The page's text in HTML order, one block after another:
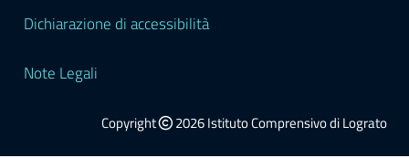
Dichiarazione di accessibilità
Note Legali
Copyright 2026 Istituto Comprensivo di Lograto